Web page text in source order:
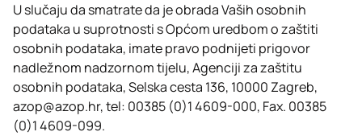
U slučaju da smatrate da je obrada Vaših osobnih
podataka u suprotnosti s Općom uredbom o zaštiti
osobnih podataka, imate pravo podnijeti prigovor
nadležnom nadzornom tijelu, Agenciji za zaštitu
osobnih podataka, Selska cesta 136, 10000 Zagreb,
azop@azop.hr, tel: 00385 (0)1 4609-000, Fax. 00385
(0)1 4609-099.